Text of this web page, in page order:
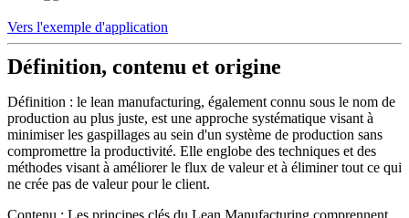
Vers l'exemple d'application
Définition, contenu et origine
Définition : le lean manufacturing, également connu sous le nom de
production au plus juste, est une approche systématique visant à
minimiser les gaspillages au sein d'un système de production sans
compromettre la productivité. Elle englobe des techniques et des
méthodes visant à améliorer le flux de valeur et à éliminer tout ce qui
ne crée pas de valeur pour le client.
Contenu : Les principes clés du Lean Manufacturing comprennent